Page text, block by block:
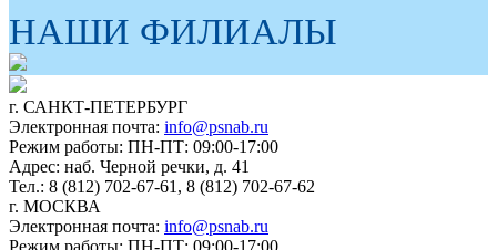
НАШИ ФИЛИАЛЫ
г. САНКТ-ПЕТЕРБУРГ
Электронная почта: info@psnab.ru
Режим работы: ПН-ПТ: 09:00-17:00
Адрес: наб. Черной речки, д. 41
Тел.: 8 (812) 702-67-61, 8 (812) 702-67-62
г. МОСКВА
Электронная почта: info@psnab.ru
Режим работы: ПН-ПТ: 09:00-17:00